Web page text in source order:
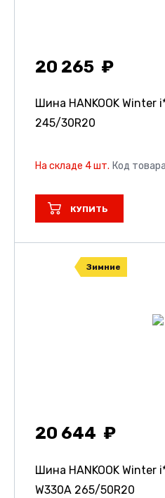
20 265
Шина HANKOOK Winter
245/30R20
На складе 4 шт. Код
КУПИТЬ
Зимние
20 644
Шина HANKOOK Winter
W330A 265/50R20